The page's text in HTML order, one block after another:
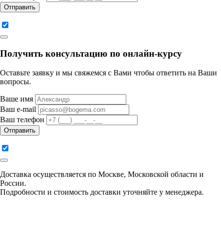
Отправить
Получить консультацию по онлайн-курсу
Оставьте заявку и мы свяжемся с Вами чтобы ответить на Ваши
вопросы.
Ваше имя
Ваш e-mail
Ваш телефон
Отправить
Доставка осуществляется по Москве, Московской области и
России.
Подробности и стоимость доставки уточняйте у менеджера.